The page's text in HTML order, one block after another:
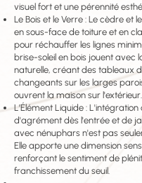
visuel fort et une pérennité
Le Bois et le Verre : Le cèdre et
en sous-face de toiture et en
pour réchauffer les lignes
brise-soleil en bois jouent avec
naturelle, créant des tableaux
changeants sur les larges
ouvrent la maison sur l'extérieur.
L’Élément Liquide :
d'agrément dès l'entrée et de
avec nénuphars n'est pas
Elle apporte une dimension
renforçant le sentiment de
franchissement du seuil.